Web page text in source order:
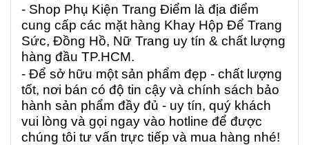
- Shop Phụ Kiện Trang Điểm là địa điểm
cung cấp các mặt hàng Khay Hộp Để Trang
Sức, Đồng Hồ, Nữ Trang uy tín & chất lượng
hàng đầu TP.HCM.
- Để sở hữu một sản phẩm đẹp - chất lượng
tốt, nơi bán có độ tin cậy và chính sách bảo
hành sản phẩm đầy đủ - uy tín, quý khách
vui lòng và gọi ngay vào hotline để được
chúng tôi tư vấn trực tiếp và mua hàng nhé!